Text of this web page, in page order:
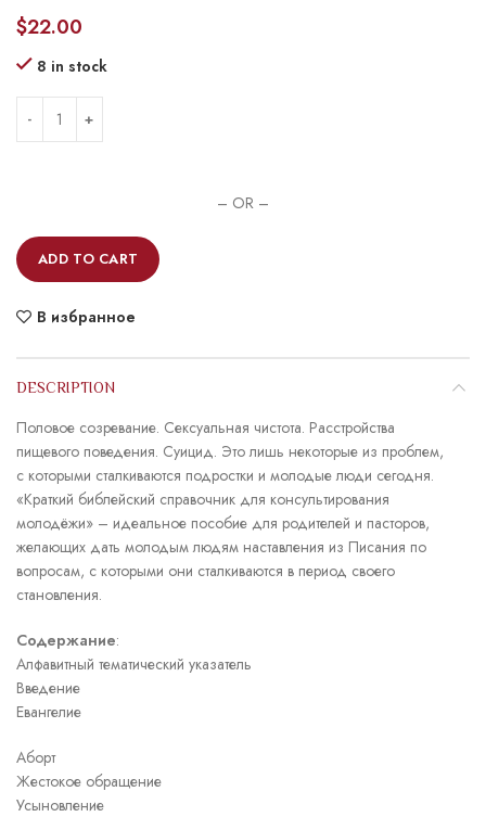
$22.00
8 in stock
– OR –
ADD TO CART
В избранное
DESCRIPTION
Половое созревание. Сексуальная чистота. Расстройства
пищевого поведения. Суицид. Это лишь некоторые из проблем,
с которыми сталкиваются подростки и молодые люди сегодня.
«Краткий библейский справочник для консультирования
молодёжи» – идеальное пособие для родителей и пасторов,
желающих дать молодым людям наставления из Писания по
вопросам, с которыми они сталкиваются в период своего
становления.
Содержание:
Алфавитный тематический указатель
Введение
Евангелие
Аборт
Жестокое обращение
Усыновление